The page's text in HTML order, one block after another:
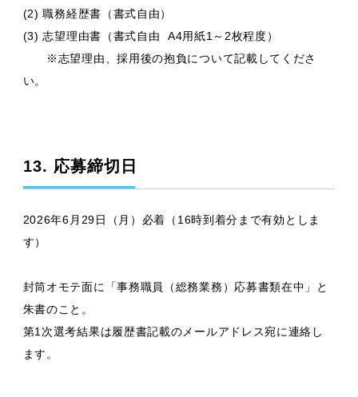
(2) 職務経歴書（書式自由）
(3) 志望理由書（書式自由 A4用紙1～2枚程度）
※志望理由、採用後の抱負について記載してくださ
い。
13. 応募締切日
2026年6月29日（月）必着（16時到着分まで有効としま
す）
封筒オモテ面に「事務職員（総務業務）応募書類在中」と
朱書のこと。
第1次選考結果は履歴書記載のメールアドレス宛に連絡し
ます。